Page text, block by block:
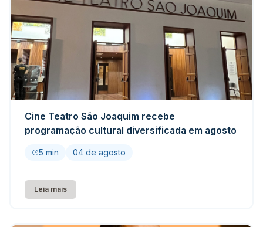
Cine Teatro São Joaquim recebe
programação cultural diversificada em agosto
5 min 04 de agosto
Leia mais